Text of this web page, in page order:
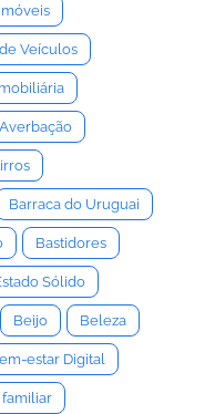
Veículos
Averbação
Barraca do Uruguai
Bastidores
Sólido
Beijo Beleza
estar Digital